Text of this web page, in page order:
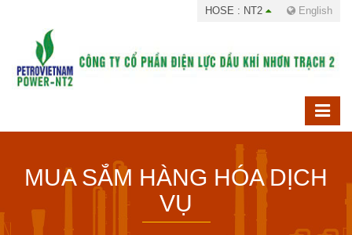
HOSE : NT2 English
MUA SẮM HÀNG HÓA DỊCH
VỤ